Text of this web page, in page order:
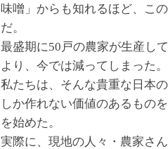
味噌」からも知れるほど、こ
だ。
最盛期に50戸の農家が生産し
より、今では減ってしまった。
私たちは、そんな貴重な日本
しか作れない価値のあるもの
を始めた。
実際に、現地の人々・農家さ